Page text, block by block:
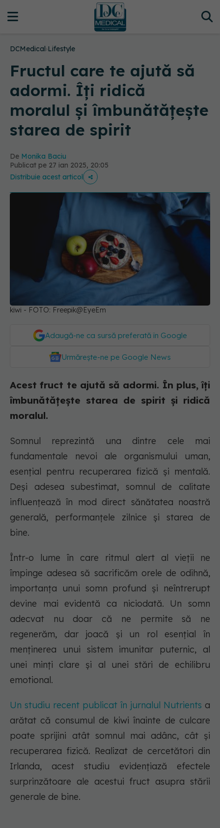
DCMedical›Lifestyle
Fructul care te ajută să
adormi. Îți ridică
moralul și îmbunătățește
starea de spirit
De Monika Baciu
Publicat pe 27 ian 2025, 20:05
Distribuie acest articol
kiwi - FOTO: Freepik@EyeEm
Adaugă-ne ca sursă preferată în Google
Urmărește-ne pe Google News
Acest fruct te ajută să adormi. În plus, îți
îmbunătățește starea de spirit și ridică
moralul.
Somnul reprezintă una dintre cele mai
fundamentale nevoi ale organismului uman,
esențial pentru recuperarea fizică și mentală.
Deși adesea subestimat, somnul de calitate
influențează în mod direct sănătatea noastră
generală, performanțele zilnice și starea de
bine.
Într-o lume în care ritmul alert al vieții ne
împinge adesea să sacrificăm orele de odihnă,
importanța unui somn profund și neîntrerupt
devine mai evidentă ca niciodată. Un somn
adecvat nu doar că ne permite să ne
regenerăm, dar joacă și un rol esențial în
menținerea unui sistem imunitar puternic, al
unei minți clare și al unei stări de echilibru
emotional.
Un studiu recent publicat în jurnalul Nutrients a
arătat că consumul de kiwi înainte de culcare
poate sprijini atât somnul mai adânc, cât și
recuperarea fizică. Realizat de cercetători din
Irlanda, acest studiu evidențiază efectele
surprinzătoare ale acestui fruct asupra stării
generale de bine.